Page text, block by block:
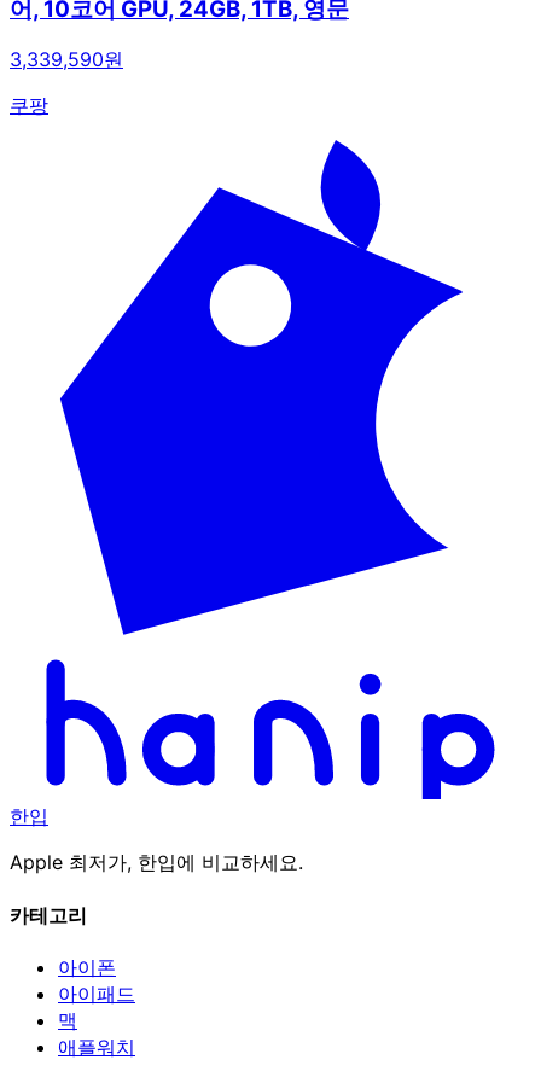
어, 10코어 GPU, 24GB, 1TB, 영문
3,339,590원
쿠팡
한입
Apple 최저가, 한입에 비교하세요.
카테고리
아이폰
아이패드
맥
애플워치